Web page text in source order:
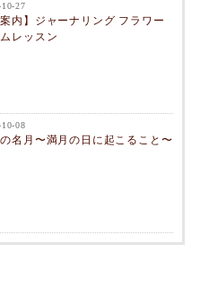
27
案内】ジャーナリング フラワー
レッスン
08
名月〜満月の日に起こること〜